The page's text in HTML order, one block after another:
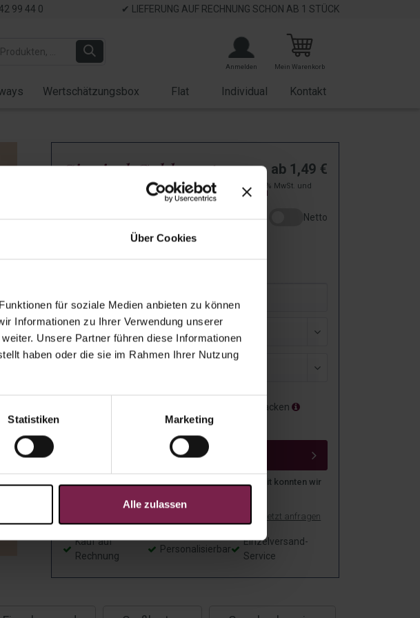
Über Cookies
für soziale Medien anbieten zu können
Informationen zu Ihrer Verwendung unserer
Unsere Partner führen diese Informationen
haben oder die sie im Rahmen Ihrer Nutzung
Statistiken Marketing
Alle zulassen
99 44 0 ✔ LIEFERUNG AUF RECHNUNG SCHON AB 1 STÜCK
Anmelden Mein Warenkorb
Wertschätzungsbox Flat Individual Kontakt
Sie sind Gold wert -
Ferrero Ostern
Artikel-Nr.:WP12255
ab 1,49€
zzgl. 19% MwSt. und
Versand
Netto
Auf Lager: Bei Dir in 2- 5Arbeitstagen!
Einzelversand
Als Geschenk verpacken
Mit Grußkarte
IN DEN WARENKORB
Schon über 3,4 Millionen Menschen weltweit konnten wir
Jetzt anfragen
Kauf auf
Rechnung
Personalisierbar
Einzelversand-
Service